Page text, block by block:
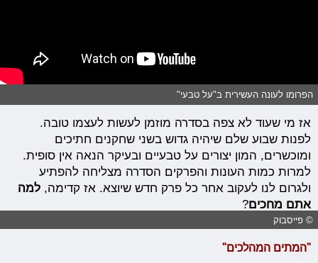
הפרומו לעונה העשירית ב"על טבעי"
אז מי שעוד לא צפה בסדרה מוזמן לעשות לעצמו טובה.
לפנות שבוע שלם שיהיה גדוש בשני שחקנים חתיכים
ומוכשרים, המון יצורים על טבעיים ובעיקר הנאה אין סופית.
למרות כמות העונות והפרקים הסדרה מצליחה להפתיע
ולגרום לנו לעקוב אחר כל פרק חדש שיוצא. אז קדימה,למה
אתם מחכים?
© פייסבוק
"המתים המהלכים"